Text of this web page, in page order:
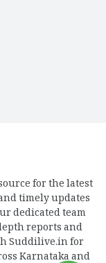
for the latest
timely updates
dedicated team
reports and
Suddilive.in for
Karnataka and